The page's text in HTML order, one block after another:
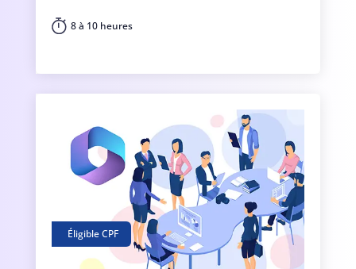
8 à 10 heures
Éligible CPF